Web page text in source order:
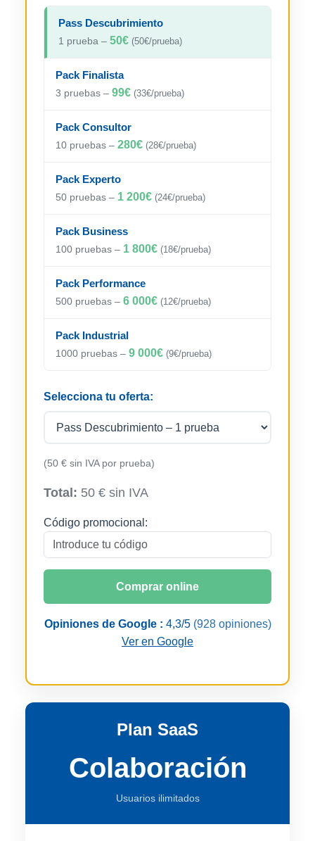
Pass Descubrimiento
1 prueba – 50€ (50€/prueba)
Pack Finalista
3 pruebas – 99€ (33€/prueba)
Pack Consultor
10 pruebas – 280€ (28€/prueba)
Pack Experto
50 pruebas – 1 200€ (24€/prueba)
Pack Business
100 pruebas – 1 800€ (18€/prueba)
Pack Performance
500 pruebas – 6 000€ (12€/prueba)
Pack Industrial
1000 pruebas – 9 000€ (9€/prueba)
Selecciona tu oferta:
(50 € sin IVA por prueba)
Total: 50 € sin IVA
Código promocional:
Comprar online
Opiniones de Google : 4,3/5 (928 opiniones)
Ver en Google
Plan SaaS
Colaboración
Usuarios ilimitados